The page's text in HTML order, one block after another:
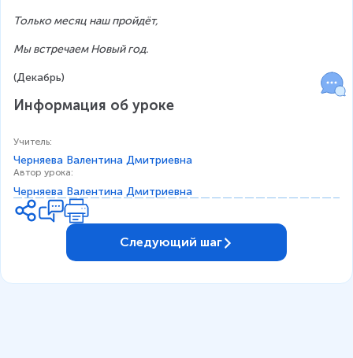
Только месяц наш пройдёт,
Мы встречаем Новый год.
(Декабрь)
Информация об уроке
Учитель:
Черняева Валентина Дмитриевна
Автор урока:
Черняева Валентина Дмитриевна
Следующий шаг